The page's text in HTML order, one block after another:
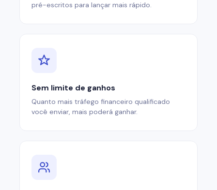
pré-escritos para lançar mais rápido.
Sem limite de ganhos
Quanto mais tráfego financeiro qualificado
você enviar, mais poderá ganhar.